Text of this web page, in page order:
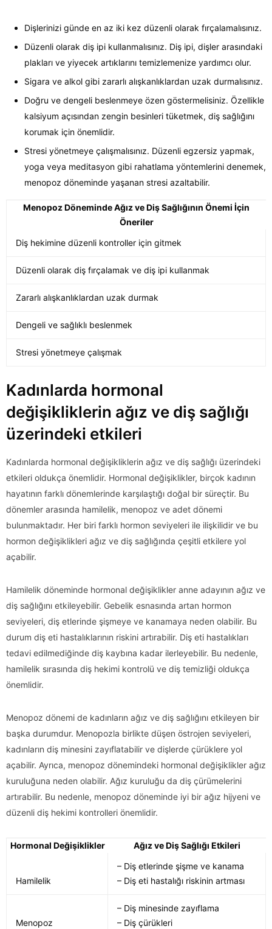
Dişlerinizi günde en az iki kez düzenli olarak fırçalamalısınız.
Düzenli olarak diş ipi kullanmalısınız. Diş ipi, dişler arasındaki
plakları ve yiyecek artıklarını temizlemenize yardımcı olur.
Sigara ve alkol gibi zararlı alışkanlıklardan uzak durmalısınız.
Doğru ve dengeli beslenmeye özen göstermelisiniz. Özellikle
kalsiyum açısından zengin besinleri tüketmek, diş sağlığını
korumak için önemlidir.
Stresi yönetmeye çalışmalısınız. Düzenli egzersiz yapmak,
yoga veya meditasyon gibi rahatlama yöntemlerini denemek,
menopoz döneminde yaşanan stresi azaltabilir.
Menopoz Döneminde Ağız ve Diş Sağlığının Önemi İçin
Öneriler
Diş hekimine düzenli kontroller için gitmek
Düzenli olarak diş fırçalamak ve diş ipi kullanmak
Zararlı alışkanlıklardan uzak durmak
Dengeli ve sağlıklı beslenmek
Stresi yönetmeye çalışmak
Kadınlarda hormonal
değişikliklerin ağız ve diş sağlığı
üzerindeki etkileri
Kadınlarda hormonal değişikliklerin ağız ve diş sağlığı üzerindeki
etkileri oldukça önemlidir. Hormonal değişiklikler, birçok kadının
hayatının farklı dönemlerinde karşılaştığı doğal bir süreçtir. Bu
dönemler arasında hamilelik, menopoz ve adet dönemi
bulunmaktadır. Her biri farklı hormon seviyeleri ile ilişkilidir ve bu
hormon değişiklikleri ağız ve diş sağlığında çeşitli etkilere yol
açabilir.
Hamilelik döneminde hormonal değişiklikler anne adayının ağız ve
diş sağlığını etkileyebilir. Gebelik esnasında artan hormon
seviyeleri, diş etlerinde şişmeye ve kanamaya neden olabilir. Bu
durum diş eti hastalıklarının riskini artırabilir. Diş eti hastalıkları
tedavi edilmediğinde diş kaybına kadar ilerleyebilir. Bu nedenle,
hamilelik sırasında diş hekimi kontrolü ve diş temizliği oldukça
önemlidir.
Menopoz dönemi de kadınların ağız ve diş sağlığını etkileyen bir
başka durumdur. Menopozla birlikte düşen östrojen seviyeleri,
kadınların diş minesini zayıflatabilir ve dişlerde çürüklere yol
açabilir. Ayrıca, menopoz dönemindeki hormonal değişiklikler ağız
kuruluğuna neden olabilir. Ağız kuruluğu da diş çürümelerini
artırabilir. Bu nedenle, menopoz döneminde iyi bir ağız hijyeni ve
düzenli diş hekimi kontrolleri önemlidir.
Hormonal Değişiklikler Ağız ve Diş Sağlığı Etkileri
Hamilelik
– Diş etlerinde şişme ve kanama
– Diş eti hastalığı riskinin artması
Menopoz
– Diş minesinde zayıflama
– Diş çürükleri